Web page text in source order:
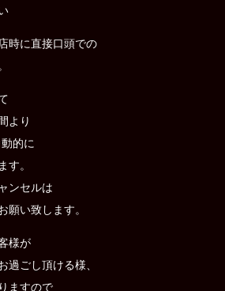
時に直接口頭での
より
的に
す。
ンセルは
願い致します。
様が
過ごし頂ける様、
ますので